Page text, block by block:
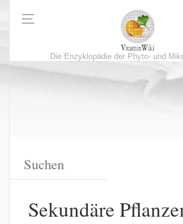
Die Enzyklopädie der Phyto- und
Sekundäre